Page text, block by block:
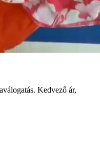
Kedvező ár,